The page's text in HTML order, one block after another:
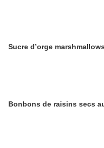
Sucre d’orge
Bonbons de raisins secs